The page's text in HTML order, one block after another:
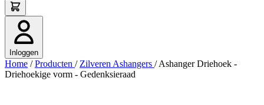
Inloggen
Home / Producten / Zilveren Ashangers / Ashanger Driehoek -
Driehoekige vorm - Gedenksieraad